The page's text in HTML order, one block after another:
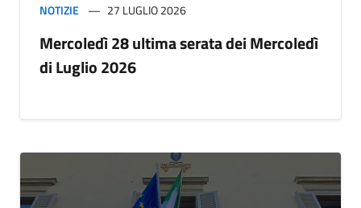
NOTIZIE 27 LUGLIO 2026
Mercoledì 28 ultima serata dei Mercoledì
di Luglio 2026